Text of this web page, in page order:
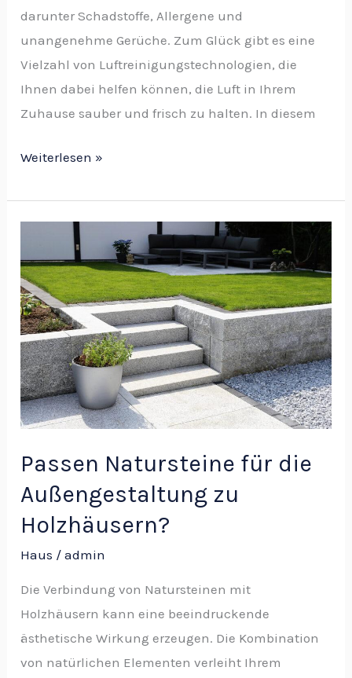
darunter Schadstoffe, Allergene und
unangenehme Gerüche. Zum Glück gibt es eine
Vielzahl von Luftreinigungstechnologien, die
Ihnen dabei helfen können, die Luft in Ihrem
Zuhause sauber und frisch zu halten. In diesem
Weiterlesen »
Passen Natursteine für die
Außengestaltung zu
Holzhäusern?
Haus /admin
Die Verbindung von Natursteinen mit
Holzhäusern kann eine beeindruckende
ästhetische Wirkung erzeugen. Die Kombination
von natürlichen Elementen verleiht Ihrem
Natursteine
für
die
Außengestaltung
zu
Holzhäusern?